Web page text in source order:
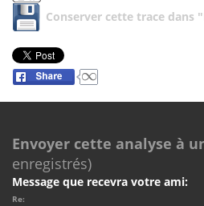
Conserver cette trace dans
Envoyer cette analyse à
enregistrés)
Message que recevra votre ami:
Re: